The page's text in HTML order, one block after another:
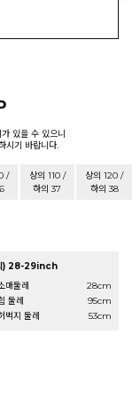
있을 수 있으니
시기 바랍니다.
/
상의 110 /
하의 37
상의 120 /
하의 38
) 28-29inch
매둘레
28cm
둘레
95cm
벅지 둘레
53cm